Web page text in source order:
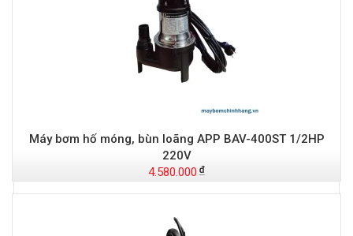
Máy bơm hố móng, bùn loãng APP BAV-400ST 1/2HP
220V
4.580.000